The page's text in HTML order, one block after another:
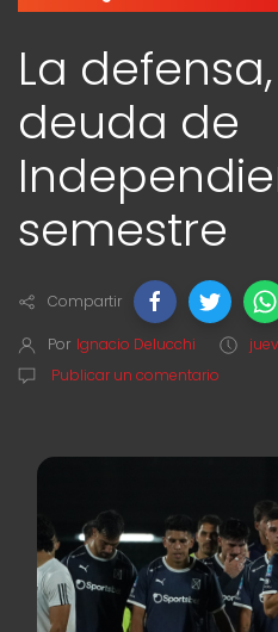
La
deuda de
semestre
Compartir
Por Ignacio Delucchi
Publicar un comentario